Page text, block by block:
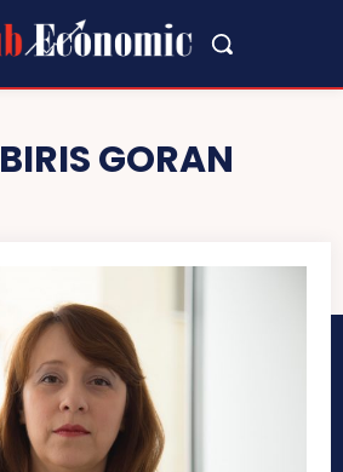
BIRIS GORAN